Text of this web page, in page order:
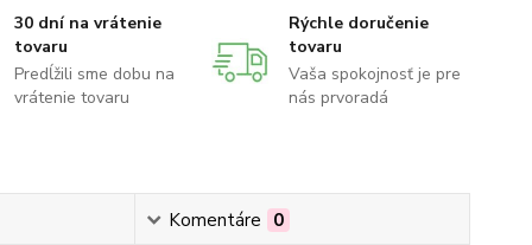
30 dní na vrátenie
tovaru
Predĺžili sme dobu na
vrátenie tovaru
Rýchle doručenie
tovaru
Vaša spokojnosť je pre
nás prvoradá
Komentáre 0